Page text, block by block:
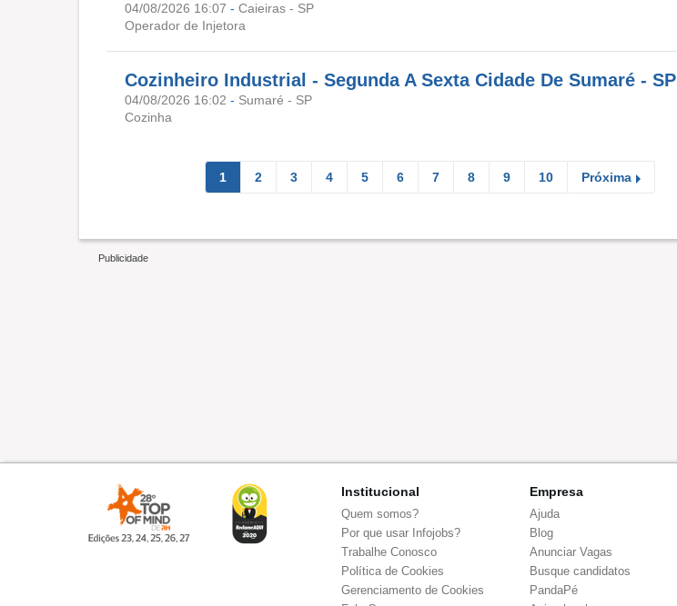
04/08/2026 16:07 - Caieiras - SP
Operador de Injetora
Cozinheiro Industrial - Segunda A Sexta Cidade De Sumaré - SP
04/08/2026 16:02 - Sumaré - SP
Cozinha
1 2 3 4 5 6 7 8 9 10 Próxima
Institucional
Quem somos?
Por que usar Infojobs?
Trabalhe Conosco
Política de Cookies
Gerenciamento de Cookies
Empresa
Ajuda
Blog
Anunciar Vagas
Busque candidatos
PandaPé